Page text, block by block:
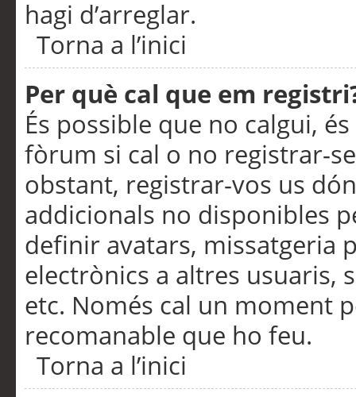
hagi d’arreglar.
Torna a l’inici
Per què cal que em
És possible que no calgui,
fòrum si cal o no registrar-
obstant, registrar-vos us
addicionals no disponibles
definir avatars, missatgeria
electrònics a altres usuaris,
etc. Només cal un moment
recomanable que ho feu.
Torna a l’inici